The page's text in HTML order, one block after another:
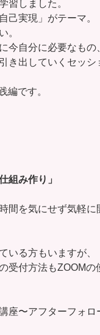
習しました。
己実現」がテーマ。
。
今自分に必要なもの
き出していくセッシ
編です。
組み作り」
間を気にせず気軽に
いる方もいますが、
受付方法もZOOM
座〜アフターフォロ